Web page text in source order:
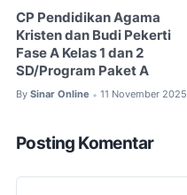
CP Pendidikan Agama
Kristen dan Budi Pekerti
Fase A Kelas 1 dan 2
SD/Program Paket A
By Sinar Online • 11 November 2025
Posting Komentar